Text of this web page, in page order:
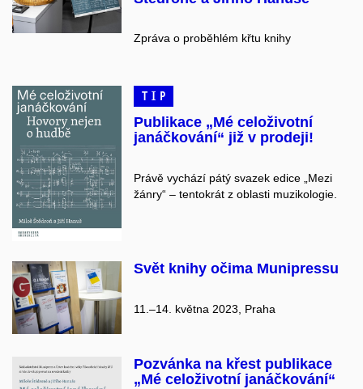
Zpráva o proběhlém křtu knihy
TIP
Publikace „Mé celoživotní
janáčkování“ již v prodeji!
Právě vychází pátý svazek edice „Mezi
žánry“ – tentokrát z oblasti muzikologie.
Svět knihy očima Munipressu
11.–14. května 2023, Praha
Pozvánka na křest publikace
„Mé celoživotní janáčkování“